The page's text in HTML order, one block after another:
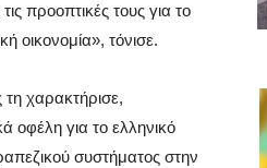
προοπτικές τους για το
οικονομία», τόνισε.
χαρακτήρισε,
οφέλη για το ελληνικό
συστήματος στην